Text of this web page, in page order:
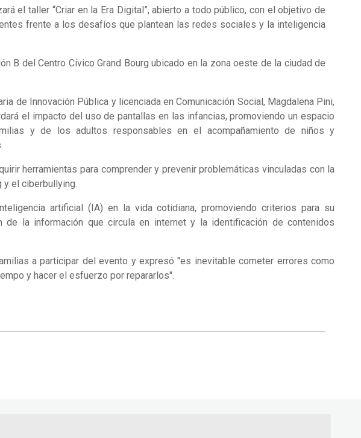
el taller “Criar en la Era Digital”, abierto a todo público, con el objetivo de
frente a los desafíos que plantean las redes sociales y la inteligencia
B del Centro Cívico Grand Bourg ubicado en la zona oeste de la ciudad de
de Innovación Pública y licenciada en Comunicación Social, Magdalena Pini,
el impacto del uso de pantallas en las infancias, promoviendo un espacio
y de los adultos responsables en el acompañamiento de niños y
herramientas para comprender y prevenir problemáticas vinculadas con la
y el ciberbullying.
artificial (IA) en la vida cotidiana, promoviendo criterios para su
de la información que circula en internet y la identificación de contenidos
a participar del evento y expresó "es inevitable cometer errores como
y hacer el esfuerzo por repararlos".